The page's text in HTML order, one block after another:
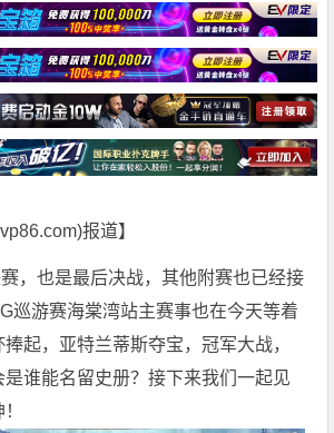
)报道】
也是最后决战，其他附赛也已经接
巡游赛海棠湾站主赛事也在今天等着
起，亚特兰蒂斯夺宝，冠军大战，
谁能名留史册？接下来我们一起见